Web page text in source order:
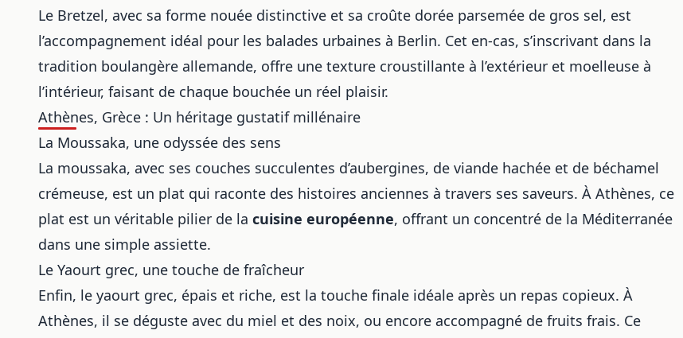
Le Bretzel, avec sa forme nouée distinctive et sa croûte dorée parsemée de gros sel, est
l’accompagnement idéal pour les balades urbaines à Berlin. Cet en-cas, s’inscrivant dans la
tradition boulangère allemande, offre une texture croustillante à l’extérieur et moelleuse à
l’intérieur, faisant de chaque bouchée un réel plaisir.
Athènes, Grèce : Un héritage gustatif millénaire
La Moussaka, une odyssée des sens
La moussaka, avec ses couches succulentes d’aubergines, de viande hachée et de béchamel
crémeuse, est un plat qui raconte des histoires anciennes à travers ses saveurs. À Athènes, ce
plat est un véritable pilier de la cuisine européenne, offrant un concentré de la Méditerranée
dans une simple assiette.
Le Yaourt grec, une touche de fraîcheur
Enfin, le yaourt grec, épais et riche, est la touche finale idéale après un repas copieux. À
Athènes, il se déguste avec du miel et des noix, ou encore accompagné de fruits frais. Ce